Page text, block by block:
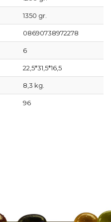
1350 gr.
08690738972278
6
22,5*31,5*16,5
8,3 kg.
96